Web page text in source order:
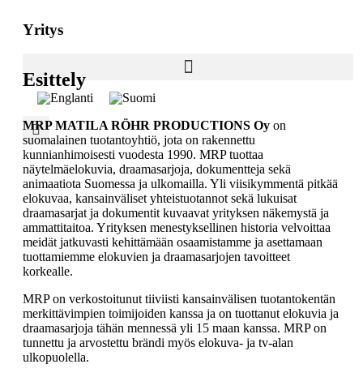
Yritys
Esittely
MRP MATILA RÖHR PRODUCTIONS Oy on
suomalainen tuotantoyhtiö, jota on rakennettu
kunnianhimoisesti vuodesta 1990. MRP tuottaa
näytelmäelokuvia, draamasarjoja, dokumentteja sekä
animaatiota Suomessa ja ulkomailla. Yli viisikymmentä pitkää
elokuvaa, kansainväliset yhteistuotannot sekä lukuisat
draamasarjat ja dokumentit kuvaavat yrityksen näkemystä ja
ammattitaitoa. Yrityksen menestyksellinen historia velvoittaa
meidät jatkuvasti kehittämään osaamistamme ja asettamaan
tuottamiemme elokuvien ja draamasarjojen tavoitteet
korkealle.
MRP on verkostoitunut tiiviisti kansainvälisen tuotantokentän
merkittävimpien toimijoiden kanssa ja on tuottanut elokuvia ja
draamasarjoja tähän mennessä yli 15 maan kanssa. MRP on
tunnettu ja arvostettu brändi myös elokuva- ja tv-alan
ulkopuolella.